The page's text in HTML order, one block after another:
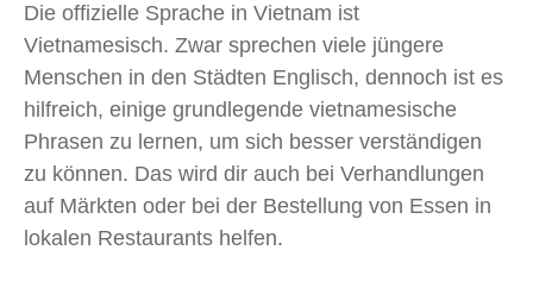
Die offizielle Sprache in Vietnam ist
Vietnamesisch. Zwar sprechen viele jüngere
Menschen in den Städten Englisch, dennoch ist es
hilfreich, einige grundlegende vietnamesische
Phrasen zu lernen, um sich besser verständigen
zu können. Das wird dir auch bei Verhandlungen
auf Märkten oder bei der Bestellung von Essen in
lokalen Restaurants helfen.